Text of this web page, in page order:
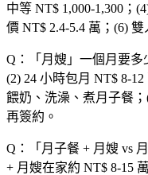
中等 NT$ 1,000-1,300；
價 NT$ 2.4-5.4 萬；(6)
Q：「 月嫂 」一個月要多
(2) 24 小時包月 NT$ 8-
餵奶、洗澡、煮月子餐
再簽約。
Q：「 月子餐 + 月嫂 vs
+ 月嫂在家約 NT$ 8-15